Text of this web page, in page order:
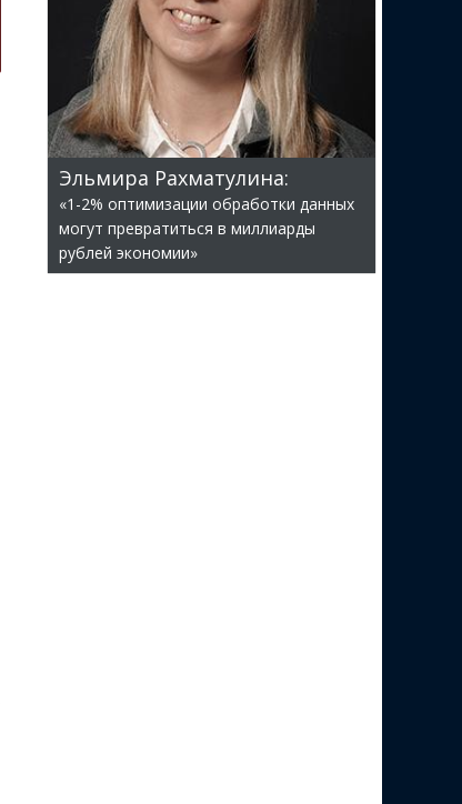
Эльмира Рахматулина:
«1-2% оптимизации обработки данных
могут превратиться в миллиарды
рублей экономии»